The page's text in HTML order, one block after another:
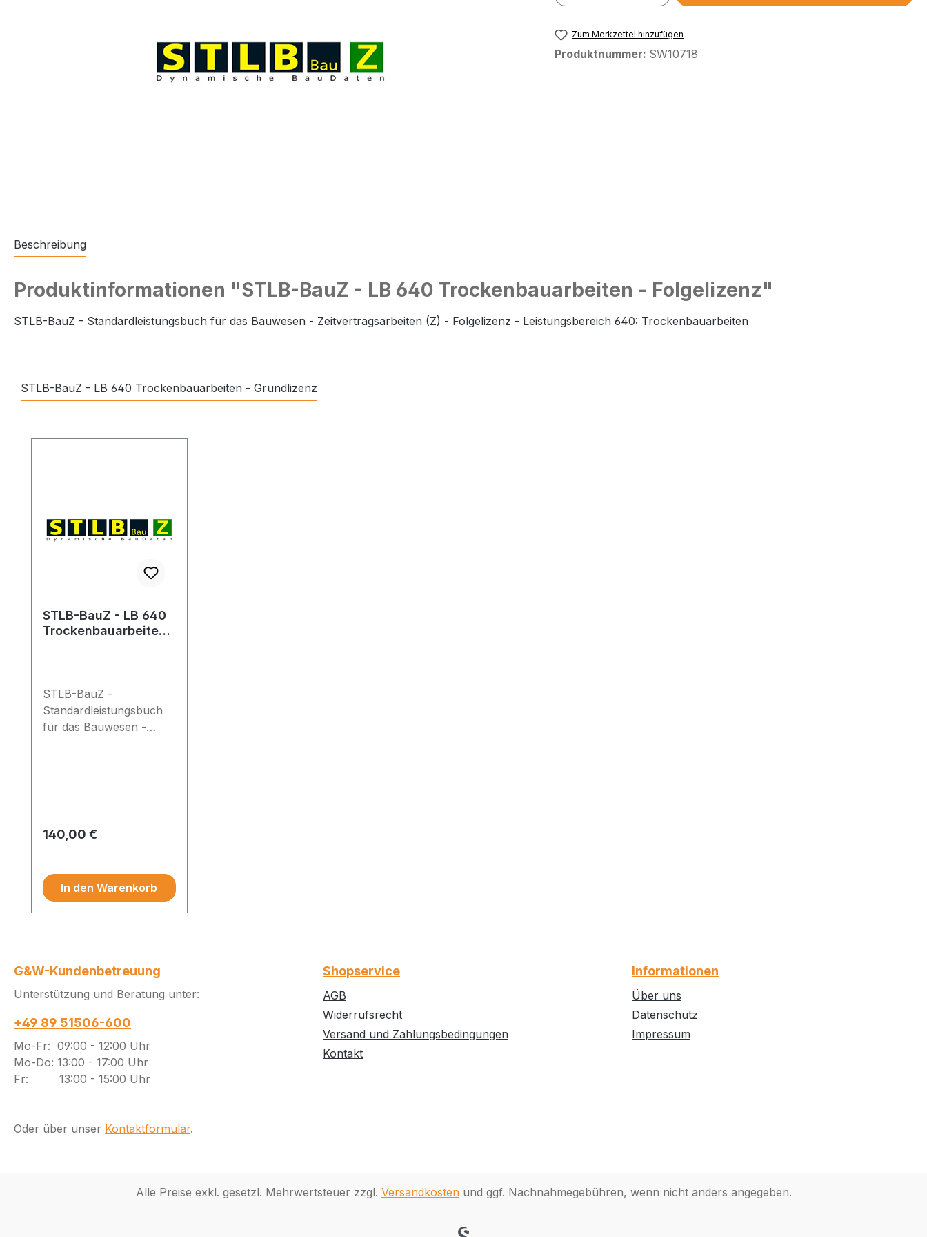
Zum Merkzettel hinzufügen
Produktnummer: SW10718
Beschreibung
Produktinformationen "STLB-BauZ - LB 640 Trockenbauarbeiten - Folgelizenz"
STLB-BauZ - Standardleistungsbuch für das Bauwesen - Zeitvertragsarbeiten (Z) - Folgelizenz - Leistungsbereich 640: Trockenbauarbeiten
STLB-BauZ - LB 640 Trockenbauarbeiten - Grundlizenz
STLB-BauZ - LB 640
Trockenbauarbeiten -
STLB-BauZ -
Standardleistungsbuch
für das Bauwesen -
Regulärer Preis:
140,00 €
In den Warenkorb
G&W-Kundenbetreuung
Unterstützung und Beratung unter:
+49 89 51506-600
Mo-Fr: 09:00 - 12:00 Uhr
Mo-Do: 13:00 - 17:00 Uhr
Fr: 13:00 - 15:00 Uhr
Oder über unser Kontaktformular.
Shopservice
AGB
Widerrufsrecht
Versand und Zahlungsbedingungen
Kontakt
Informationen
Über uns
Datenschutz
Impressum
Alle Preise exkl. gesetzl. Mehrwertsteuer zzgl. Versandkostenund ggf. Nachnahmegebühren, wenn nicht anders angegeben.